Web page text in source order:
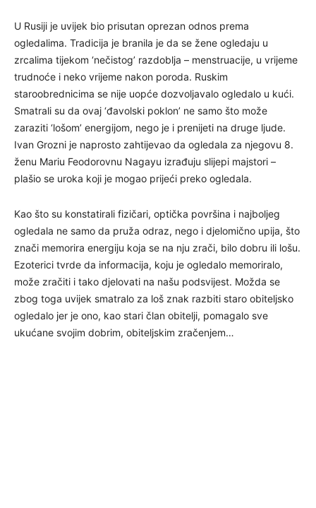
U Rusiji je uvijek bio prisutan oprezan odnos prema
ogledalima. Tradicija je branila je da se žene ogledaju u
zrcalima tijekom ‘nečistog’ razdoblja – menstruacije, u vrijeme
trudnoće i neko vrijeme nakon poroda. Ruskim
staroobrednicima se nije uopće dozvoljavalo ogledalo u kući.
Smatrali su da ovaj ‘đavolski poklon’ ne samo što može
zaraziti ‘lošom’ energijom, nego je i prenijeti na druge ljude.
Ivan Grozni je naprosto zahtijevao da ogledala za njegovu 8.
ženu Mariu Feodorovnu Nagayu izrađuju slijepi majstori –
plašio se uroka koji je mogao prijeći preko ogledala.
Kao što su konstatirali fizičari, optička površina i najboljeg
ogledala ne samo da pruža odraz, nego i djelomično upija, što
znači memorira energiju koja se na nju zrači, bilo dobru ili lošu.
Ezoterici tvrde da informacija, koju je ogledalo memoriralo,
može zračiti i tako djelovati na našu podsvijest. Možda se
zbog toga uvijek smatralo za loš znak razbiti staro obiteljsko
ogledalo jer je ono, kao stari član obitelji, pomagalo sve
ukućane svojim dobrim, obiteljskim zračenjem…